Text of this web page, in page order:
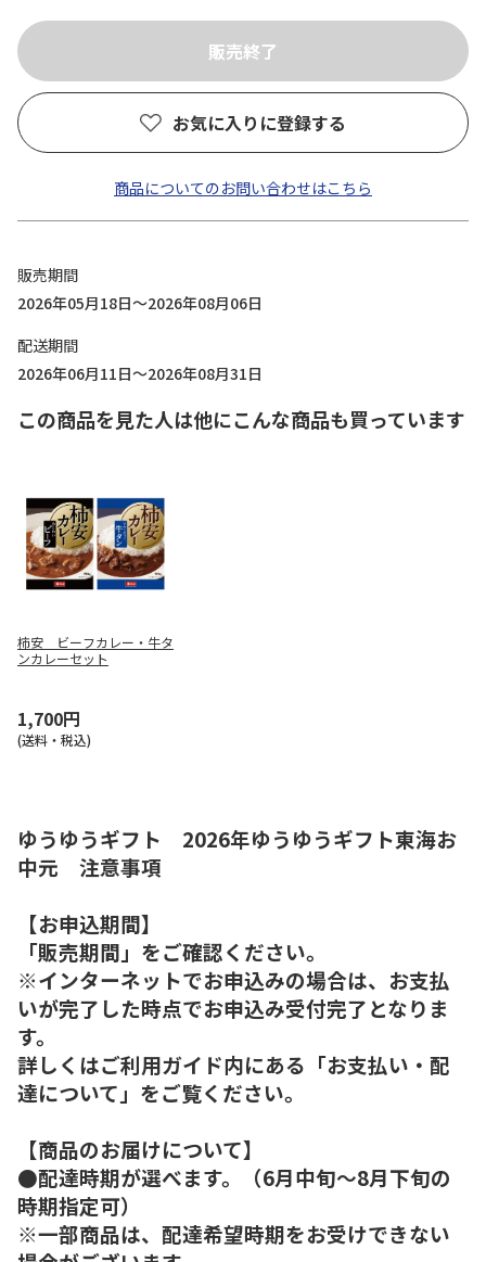
お気に入りに登録する
商品についてのお問い合わせはこちら
販売期間
2026年05月18日～2026年08月06日
配送期間
2026年06月11日～2026年08月31日
この商品を見た人は他にこんな商品も買っています
柿安 ビーフカレー・牛タ
ンカレーセット
1,700円
(送料・税込)
ゆうゆうギフト 2026年ゆうゆうギフト東海お
中元 注意事項
【お申込期間】
「販売期間」をご確認ください。
※インターネットでお申込みの場合は、お支払
いが完了した時点でお申込み受付完了となりま
す。
詳しくはご利用ガイド内にある「お支払い・配
達について」をご覧ください。
【商品のお届けについて】
●配達時期が選べます。（6月中旬～8月下旬の
時期指定可）
※一部商品は、配達希望時期をお受けできない